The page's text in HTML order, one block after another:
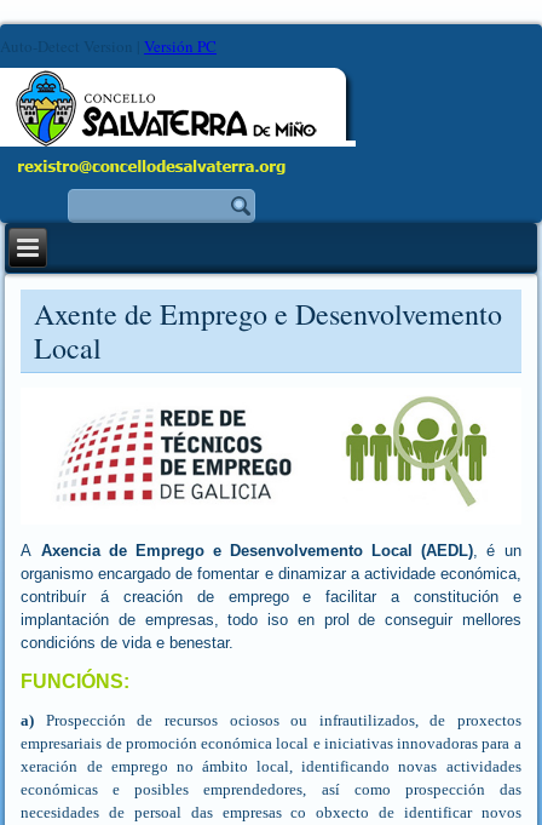
Auto-Detect Version Versión PC
Axente de Emprego e Desenvolvemento
Local
A Axencia de Emprego e Desenvolvemento Local (AEDL) , é un
organismo encargado de fomentar e dinamizar a actividade económica,
contribuír á creación de emprego e facilitar a constitución e
implantación de empresas, todo iso en prol de conseguir mellores
condicións de vida e benestar.
FUNCIÓNS:
a) Prospección de recursos ociosos ou infrautilizados, de proxectos
empresariais de promoción económica local e iniciativas innovadoras para a
xeración de emprego no ámbi­to local, identificando novas actividades
económicas e posibles emprendedores, así como prospección das
necesidades de persoal das empresas co obxecto de identificar novos